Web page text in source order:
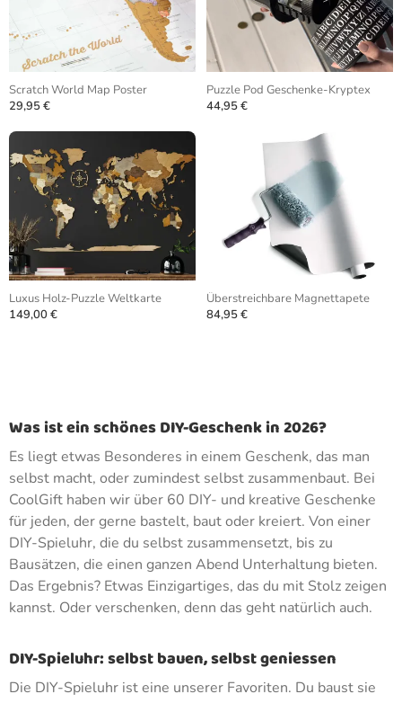
Scratch World Map Poster
29,95 €
Puzzle Pod Geschenke-Kryptex
44,95 €
Luxus Holz-Puzzle Weltkarte
149,00 €
Überstreichbare Magnettapete
84,95 €
Was ist ein schönes DIY-Geschenk in 2026?
Es liegt etwas Besonderes in einem Geschenk, das man
selbst macht, oder zumindest selbst zusammenbaut. Bei
CoolGift haben wir über 60 DIY- und kreative Geschenke
für jeden, der gerne bastelt, baut oder kreiert. Von einer
DIY-Spieluhr, die du selbst zusammensetzt, bis zu
Bausätzen, die einen ganzen Abend Unterhaltung bieten.
Das Ergebnis? Etwas Einzigartiges, das du mit Stolz zeigen
kannst. Oder verschenken, denn das geht natürlich auch.
DIY-Spieluhr: selbst bauen, selbst geniessen
Die DIY-Spieluhr ist eine unserer Favoriten. Du baust sie